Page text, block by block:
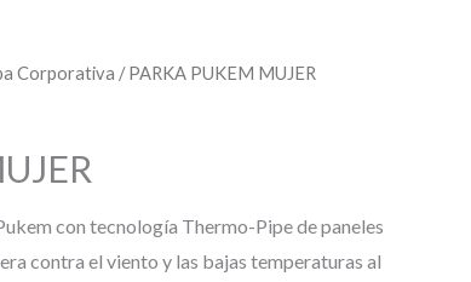
Corporativa / PARKA PUKEM MUJER
con tecnología Thermo-Pipe de paneles
contra el viento y las bajas temperaturas al